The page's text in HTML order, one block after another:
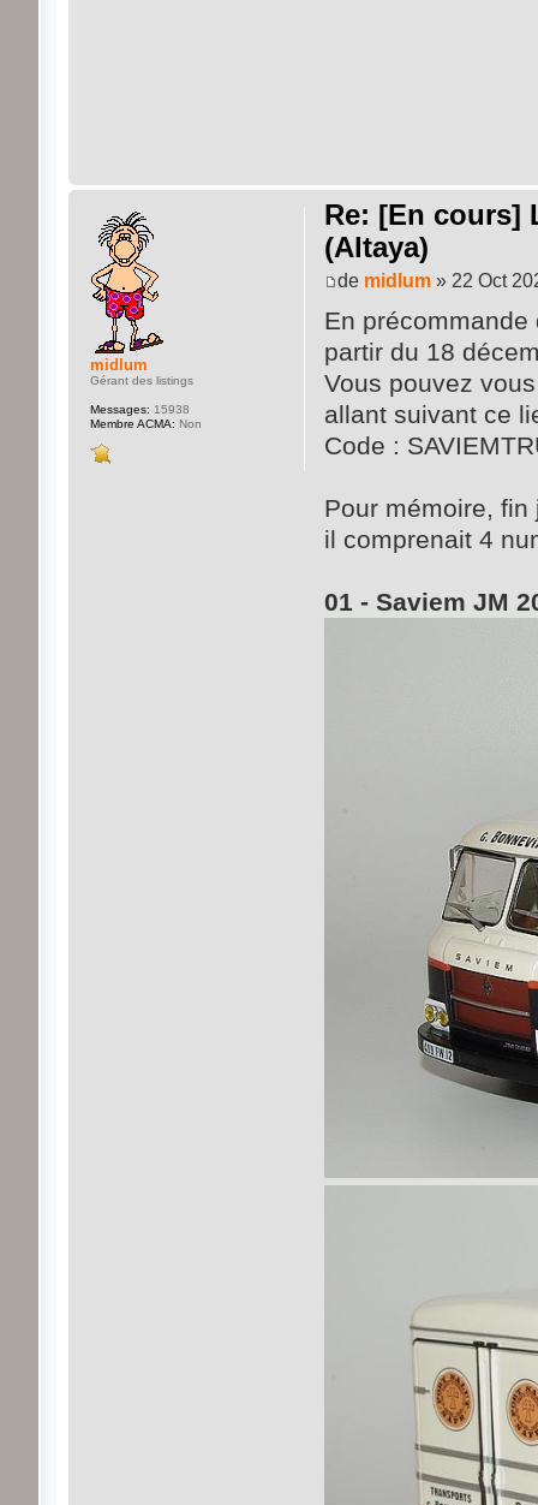
Re: [En cours]
(Altaya)
de midlum » 22 Oct
En
partir du 18
Vous pouvez
allant suivant ce
Code :
Pour mémoire,
il comprenait 4
01 - Saviem JM
midlum
Gérant des listings
Messages: 15938
Membre ACMA: Non